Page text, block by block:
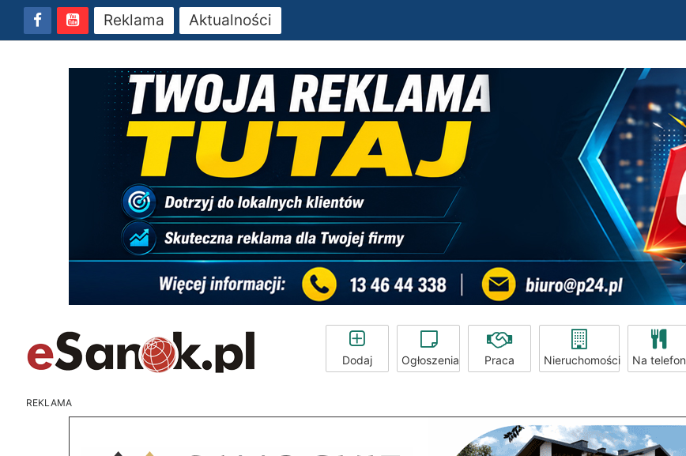
Reklama Aktualności
Dodaj Ogłoszenia Praca Nieruchomości Na telefon
REKLAMA